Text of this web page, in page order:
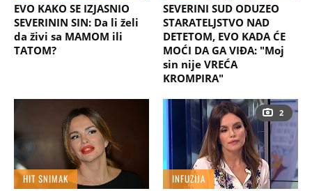
EVO KAKO SE IZJASNIO
SEVERININ SIN: Da li želi
da živi sa MAMOM ili
TATOM?
SEVERINI SUD ODUZEO
STARATELJSTVO NAD
DETETOM, EVO KADA ĆE
MOĆI DA GA VIĐA: "Moj
sin nije VREĆA
KROMPIRA"
HIT SNIMAK
2
INFUZIJA